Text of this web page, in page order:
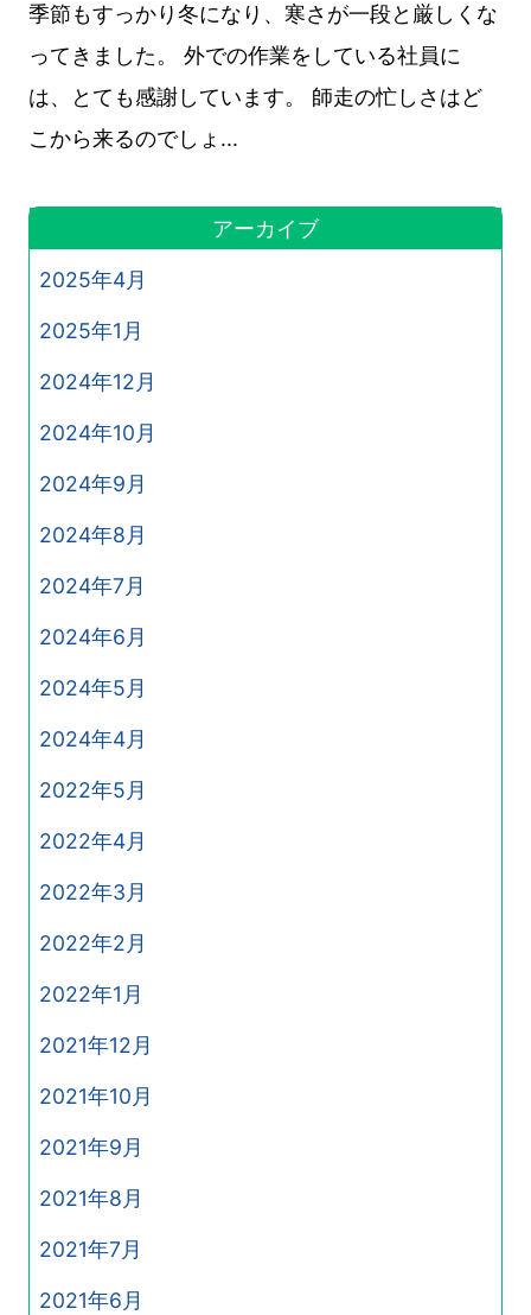
季節もすっかり冬になり、寒さが一段と厳しくな
ってきました。 外での作業をしている社員に
は、とても感謝しています。 師走の忙しさはど
こから来るのでしょ...
アーカイブ
2025年4月
2025年1月
2024年12月
2024年10月
2024年9月
2024年8月
2024年7月
2024年6月
2024年5月
2024年4月
2022年5月
2022年4月
2022年3月
2022年2月
2022年1月
2021年12月
2021年10月
2021年9月
2021年8月
2021年7月
2021年6月